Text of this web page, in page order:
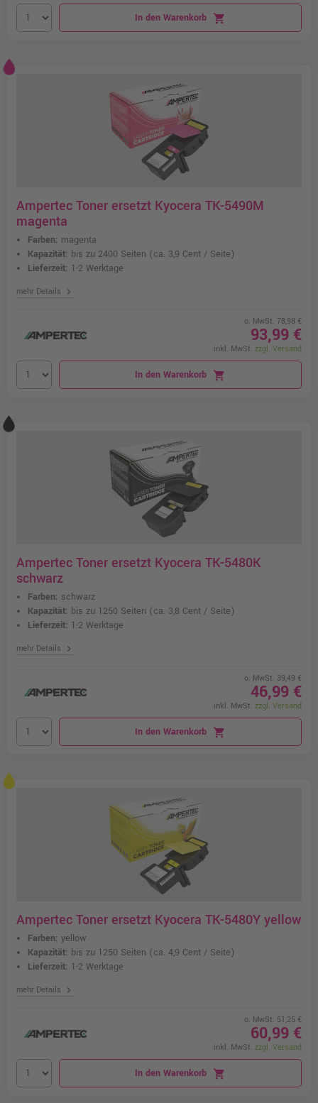
In den Warenkorb shopping_cart
Ampertec Toner ersetzt Kyocera TK-5490M
magenta
Farben: magenta
Kapazität: bis zu 2400 Seiten (ca. 3,9 Cent / Seite)
Lieferzeit: 1-2 Werktage
mehr Details chevron_right
o. MwSt. 78,98 €
93,99 €
inkl. MwSt. zzgl. Versand
In den Warenkorb shopping_cart
Ampertec Toner ersetzt Kyocera TK-5480K
schwarz
Farben: schwarz
Kapazität: bis zu 1250 Seiten (ca. 3,8 Cent / Seite)
Lieferzeit: 1-2 Werktage
mehr Details chevron_right
o. MwSt. 39,49 €
46,99 €
inkl. MwSt. zzgl. Versand
In den Warenkorb shopping_cart
Ampertec Toner ersetzt Kyocera TK-5480Y yellow
Farben: yellow
Kapazität: bis zu 1250 Seiten (ca. 4,9 Cent / Seite)
Lieferzeit: 1-2 Werktage
mehr Details chevron_right
o. MwSt. 51,25 €
60,99 €
inkl. MwSt. zzgl. Versand
In den Warenkorb shopping_cart